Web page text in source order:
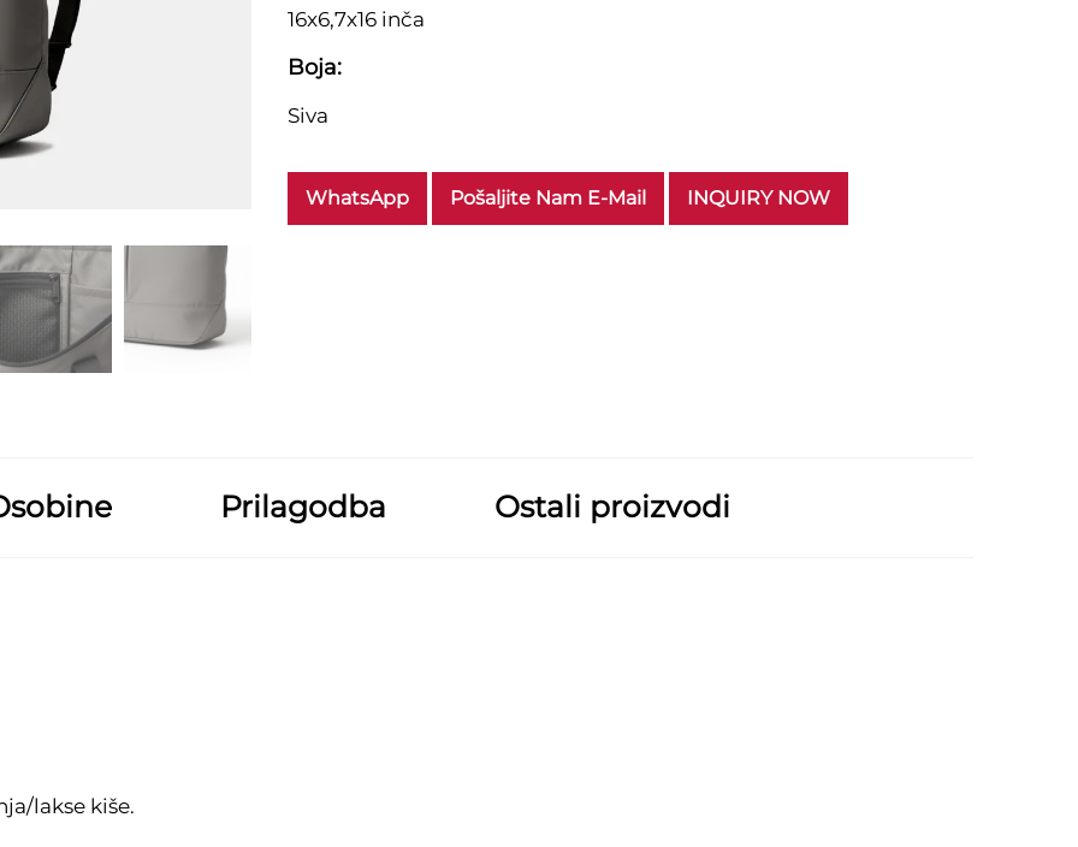
16x6,7x16 inča
Boja:
Siva
WhatsApp Pošaljite Nam E-Mail INQUIRY NOW
Prilagodba Ostali proizvodi
lakse kiše.